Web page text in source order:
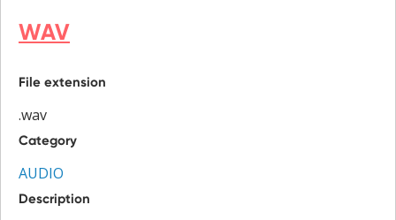
WAV
File extension
.wav
Category
AUDIO
Description